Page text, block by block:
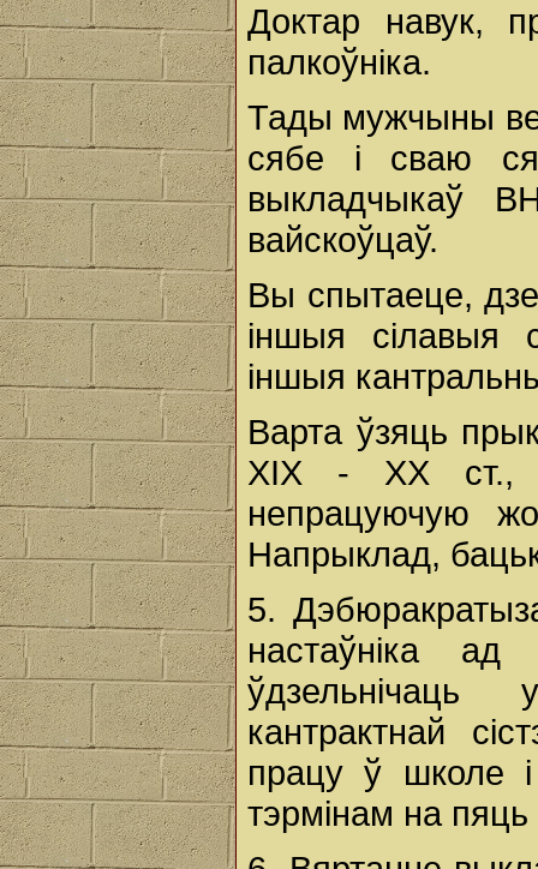
Доктар навук,
палкоўніка.
Тады мужчыны
сябе і сваю
выкладчыкаў
вайскоўцаў.
Вы спытаеце,
іншыя сілавыя
іншыя
Варта ўзяць
XIX - XX ст.,
непрацуючую
Напрыклад,
5.
настаўніка
кантрактнай
працу ў школе
тэрмінам на пяць